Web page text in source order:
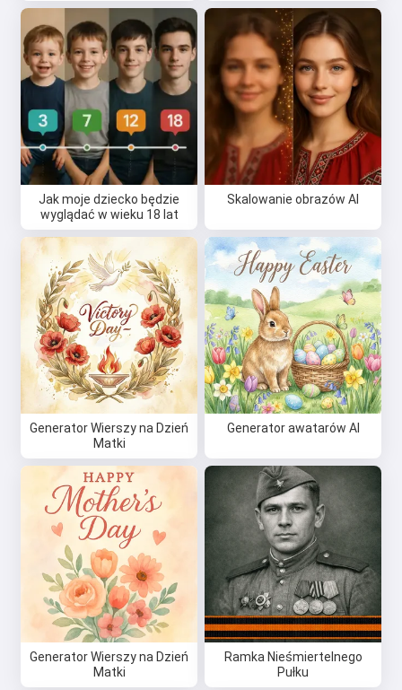
Jak moje dziecko będzie
wyglądać w wieku 18 lat
Skalowanie obrazów AI
Generator Wierszy na Dzień
Matki
Generator awatarów AI
Generator Wierszy na Dzień
Matki
Ramka Nieśmiertelnego
Pułku